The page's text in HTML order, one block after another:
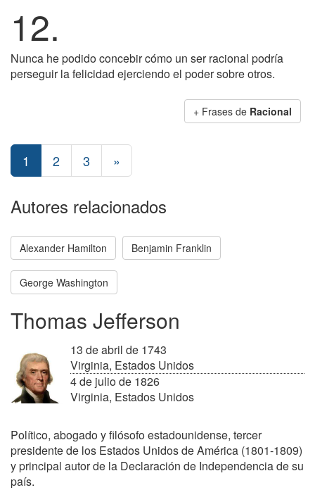
12.
Nunca he podido concebir cómo un ser racional podría
perseguir la felicidad ejerciendo el poder sobre otros.
+ Frases de Racional
1 2 3 »
Autores relacionados
Alexander Hamilton Benjamin Franklin
George Washington
Thomas Jefferson
13 de abril de 1743
Virginia, Estados Unidos
4 de julio de 1826
Virginia, Estados Unidos
Político, abogado y filósofo estadounidense, tercer
presidente de los Estados Unidos de América (1801-1809)
y principal autor de la Declaración de Independencia de su
país.